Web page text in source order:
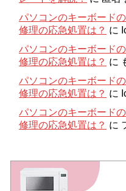
パソコンのキーボード
修理の応急処置は？ に
パソコンのキーボード
修理の応急処置は？ に
パソコンのキーボード
修理の応急処置は？ に
パソコンのキーボード
修理の応急処置は？ に